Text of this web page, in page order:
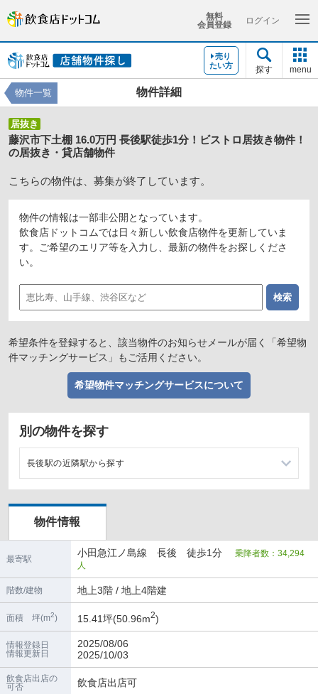
無料
会員登録
ログイン
売り
たい方
探す menu
物件詳細
物件一覧
居抜き
藤沢市下土棚 16.0万円 長後駅徒歩1分！ビストロ居抜き物件！
の居抜き・貸店舗物件
こちらの物件は、募集が終了しています。
物件の情報は一部非公開となっています。
飲食店ドットコムでは日々新しい飲食店物件を更新していま
す。ご希望のエリア等を入力し、最新の物件をお探しくださ
い。
希望条件を登録すると、該当物件のお知らせメールが届く「希望物
件マッチングサービス」もご活用ください。
希望物件マッチングサービスについて
別の物件を探す
長後駅の近隣駅から探す
高座渋谷駅の店舗物件・貸店舗・テナント一覧
六会日大前駅の店舗物件・貸店舗・テナント一覧
桜ヶ丘駅の店舗物件・貸店舗・テナント一覧
物件情報
最寄駅
小田急江ノ島線 長後 徒歩1分 乗降者数：34,294
人
階数/建物 地上3階 / 地上4階建
面積 坪(m2) 15.41坪(50.96m2)
情報登録日
情報更新日
2025/08/06
2025/10/03
飲食店出店の
可否
飲食店出店可